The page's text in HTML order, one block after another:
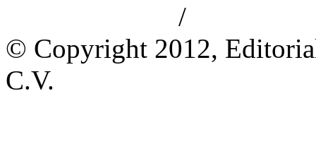
/
© Copyright 2012,
C.V.